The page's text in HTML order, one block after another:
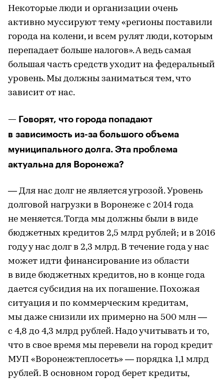
Некоторые люди и организации очень
активно муссируют тему «регионы поставили
города на колени, и всем рулят люди, которым
перепадает больше налогов». А ведь самая
большая часть средств уходит на федеральный
уровень. Мы должны заниматься тем, что
зависит от нас.
— Говорят, что города попадают
в зависимость из-за большого объема
муниципального долга. Эта проблема
актуальна для Воронежа?
— Для нас долг не является угрозой. Уровень
долговой нагрузки в Воронеже с 2014 года
не меняется. Тогда мы должны были в виде
бюджетных кредитов 2,5 млрд рублей; и в 2016
году у нас долг в 2,3 млрд. В течение года у нас
может идти финансирование из области
в виде бюджетных кредитов, но в конце года
дается субсидия на их погашение. Похожая
ситуация и по коммерческим кредитам,
мы даже снизили их примерно на 500 млн —
с 4,8 до 4,3 млрд рублей. Надо учитывать и то,
что в свое время мы перевели на город кредит
МУП «Воронежтеплосеть» — порядка 1,1 млрд
рублей. В основном город берет кредиты,